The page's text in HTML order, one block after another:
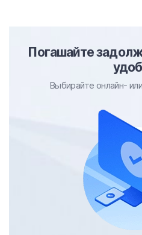
Погашайте
Выбирайте онлайн-